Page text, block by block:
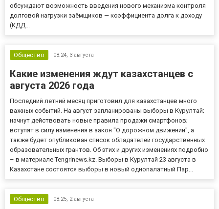
обсуждают возможность введения нового механизма контроля
долговой нагрузки заёмщиков — коэффициента долга к доходу
(КДД...
Общество 08:24, 3 августа
Какие изменения ждут казахстанцев с
августа 2026 года
Последний летний месяц приготовил для казахстанцев много
важных событий. На август запланированы выборы в Курултай;
начнут действовать новые правила продажи смартфонов;
вступят в силу изменения в закон "О дорожном движении", а
также будет опубликован список обладателей государственных
образовательных грантов. Об этих и других изменениях подробно
– в материале Tengrinews.kz. Выборы в Курултай 23 августа в
Казахстане состоятся выборы в новый однопалатный Пар...
Общество 08:25, 2 августа